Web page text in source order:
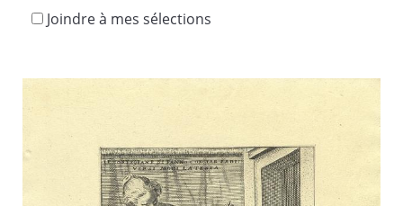
Joindre à mes sélections